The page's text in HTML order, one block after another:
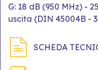
G: 18 dB (950 MHz) -
uscita (DIN 45004B -
SCHEDA